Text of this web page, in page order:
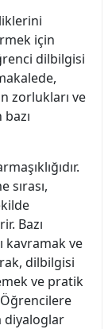
için
dilbilgisi
zorlukları ve
sırası,
Bazı
kavramak ve
dilbilgisi
ve pratik
diyaloglar